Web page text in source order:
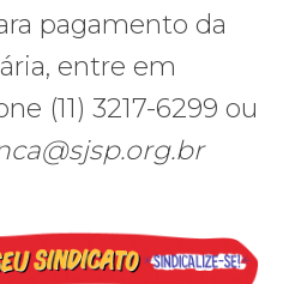
pagamento da
entre em
(11) 3217-6299 ou